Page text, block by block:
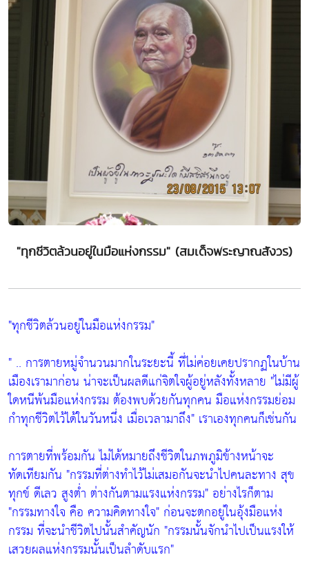
"ทุกชีวิตล้วนอยู่ในมือแห่งกรรม" (สมเด็จพระญาณสังวร)
"ทุกชีวิตล้วนอยู่ในมือแห่งกรรม"
" .. การตายหมู่จำนวนมากในระยะนี้ ที่ไม่ค่อยเคยปรากฏในบ้าน
เมืองเรามาก่อน น่าจะเป็นผลดีแก่จิตใจผู้อยู่หลังทั้งหลาย "ไม่มีผู้
ใดหนีพ้นมือแห่งกรรม ต้องพบด้วยกันทุกคน มือแห่งกรรมย่อม
กำทุกชีวิตไว้ได้ในวันหนึ่ง เมื่อเวลามาถึง" เราเองทุกคนก็เช่นกัน
การตายที่พร้อมกัน ไม่ได้หมายถึงชีวิตในภพภูมิข้างหน้าจะ
ทัดเทียมกัน "กรรมที่ต่างทำไว้ไม่เสมอกันจะนำไปคนละทาง สุข
ทุกข์ ดีเลว สูงต่ำ ต่างกันตามแรงแห่งกรรม"อย่างไรก็ตาม
"กรรมทางใจ คือ ความคิดทางใจ" ก่อนจะตกอยู่ในอุ้งมือแห่ง
กรรม ที่จะนำชีวิตไปนั้นสำคัญนัก "กรรมนั้นจักนำไปเป็นแรงให้
เสวยผลแห่งกรรมนั้นเป็นลำดับแรก"